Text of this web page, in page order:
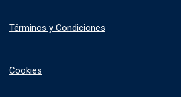
Términos y Condiciones
Cookies